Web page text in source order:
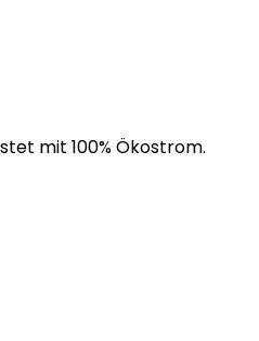
mit 100% Ökostrom.